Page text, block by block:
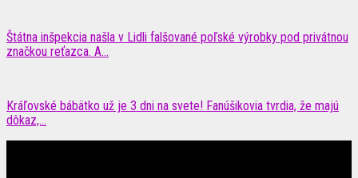
Štátna inšpekcia našla v Lidli falšované poľské výrobky pod privátnou
značkou reťazca. A...
Kráľovské bábätko už je 3 dni na svete! Fanúšikovia tvrdia, že majú
dôkaz,...